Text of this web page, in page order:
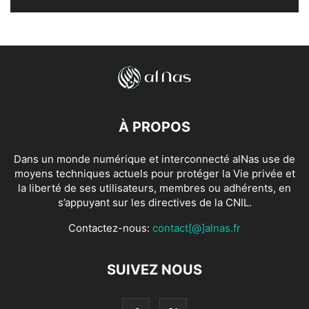
À PROPOS
Dans un monde numérique et interconnecté alNas use de
moyens techniques actuels pour protéger la Vie privée et
la liberté de ses utilisateurs, membres ou adhérents, en
s’appuyant sur les directives de la CNIL.
Contactez-nous: contact[@]alnas.fr
SUIVEZ NOUS